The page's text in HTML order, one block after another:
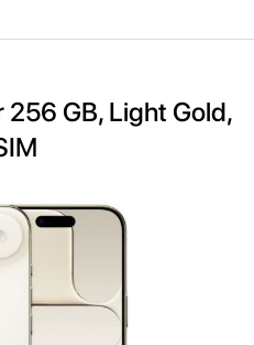
256 GB, Light Gold,